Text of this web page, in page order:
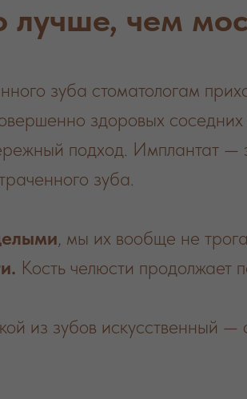
чем
зуба стоматологам
здоровых соседних
подход. Имплантат —
зуба.
, мы их вообще не
Кость челюсти продолжает
из зубов искусственный —